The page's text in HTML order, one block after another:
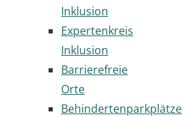
Inklusion
Expertenkreis
Inklusion
Barrierefreie
Orte
Behindertenparkplätze